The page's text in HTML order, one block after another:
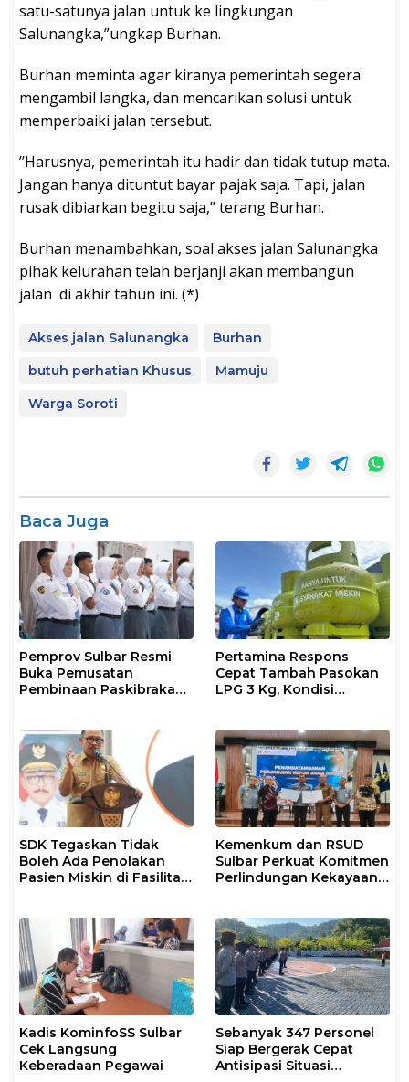
satu-satunya jalan untuk ke lingkungan
Salunangka,”ungkap Burhan.
Burhan meminta agar kiranya pemerintah segera
mengambil langka, dan mencarikan solusi untuk
memperbaiki jalan tersebut.
’’Harusnya, pemerintah itu hadir dan tidak tutup mata.
Jangan hanya dituntut bayar pajak saja. Tapi, jalan
rusak dibiarkan begitu saja,” terang Burhan.
Burhan menambahkan, soal akses jalan Salunangka
pihak kelurahan telah berjanji akan membangun
jalan di akhir tahun ini. (*)
Akses jalan Salunangka
Burhan
butuh perhatian Khusus
Mamuju
Warga Soroti
Baca Juga
Pemprov Sulbar Resmi
Buka Pemusatan
Pembinaan Paskibraka
Pertamina Respons
Cepat Tambah Pasokan
LPG 3 Kg, Kondisi
SDK Tegaskan Tidak
Boleh Ada Penolakan
Pasien Miskin di Fasilitas
Kemenkum dan RSUD
Sulbar Perkuat Komitmen
Perlindungan Kekayaan
Kadis KominfoSS Sulbar
Cek Langsung
Keberadaan Pegawai
Sebanyak 347 Personel
Siap Bergerak Cepat
Antisipasi Situasi